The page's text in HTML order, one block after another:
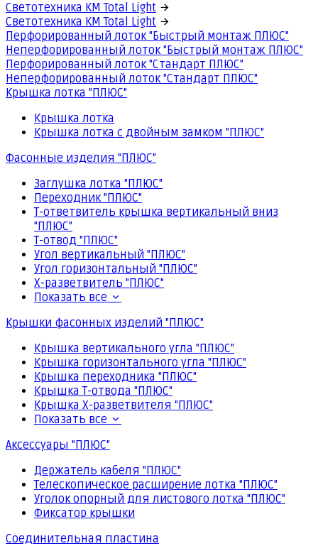
Светотехника КМ Total Light
Светотехника КМ Total Light
Перфорированный лоток "Быстрый монтаж ПЛЮС"
Неперфорированный лоток "Быстрый монтаж ПЛЮС"
Перфорированный лоток "Стандарт ПЛЮС"
Неперфорированный лоток "Стандарт ПЛЮС"
Крышка лотка "ПЛЮС"
Крышка лотка
Крышка лотка с двойным замком "ПЛЮС"
Фасонные изделия "ПЛЮС"
Заглушка лотка "ПЛЮС"
Переходник "ПЛЮС"
Т-ответвитель крышка вертикальный вниз
"ПЛЮС"
Т-отвод "ПЛЮС"
Угол вертикальный "ПЛЮС"
Угол горизонтальный "ПЛЮС"
Х-разветвитель "ПЛЮС"
Показать все
Крышки фасонных изделий "ПЛЮС"
Крышка вертикального угла "ПЛЮС"
Крышка горизонтального угла "ПЛЮС"
Крышка переходника "ПЛЮС"
Крышка Т-отвода "ПЛЮС"
Крышка Х-разветвителя "ПЛЮС"
Показать все
Аксессуары "ПЛЮС"
Держатель кабеля "ПЛЮС"
Телескопическое расширение лотка "ПЛЮС"
Уголок опорный для листового лотка "ПЛЮС"
Фиксатор крышки
Соединительная пластина